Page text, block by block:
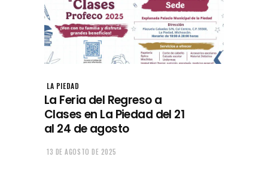
LA PIEDAD
La Feria del Regreso a
Clases en La Piedad del 21
al 24 de agosto
13 DE AGOSTO DE 2025